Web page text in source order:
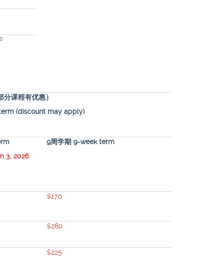
课程有优惠）
(discount may apply)
3, 2026
9周学期 9-week term
$170
$280
$225